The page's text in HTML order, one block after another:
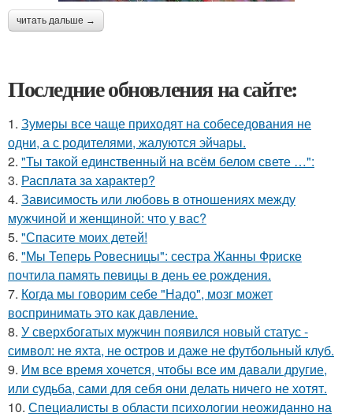
читать дальше →
Последние обновления на сайте:
1. Зумеры все чаще приходят на собеседования не
одни, а с родителями, жалуются эйчары.
2. "Ты такой единственный на всём белом свете …":
3. Расплата за характер?
4. Зависимость или любовь в отношениях между
мужчиной и женщиной: что у вас?
5. "Спасите моих детей!
6. "Мы Теперь Ровесницы": сестра Жанны Фриске
почтила память певицы в день ее рождения.
7. Когда мы говорим себе "Надо", мозг может
воспринимать это как давление.
8. У сверхбогатых мужчин появился новый статус -
символ: не яхта, не остров и даже не футбольный клуб.
9. Им все время хочется, чтобы все им давали другие,
или судьба, сами для себя они делать ничего не хотят.
10. Специалисты в области психологии неожиданно на